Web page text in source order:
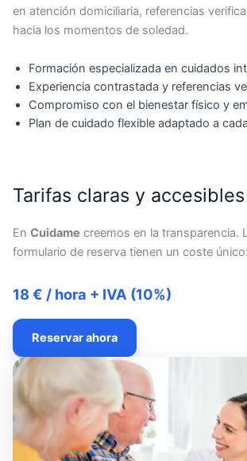
en atención domiciliaria, referencias
hacia los momentos de soledad.
Formación especializada en cuidados
Experiencia contrastada y referencias
Compromiso con el bienestar físico y
Plan de cuidado flexible adaptado a
Tarifas claras y accesibles
En Cuidame creemos en la transparencia.
formulario de reserva tienen un coste único:
18 € / hora + IVA (10%)
Reservar ahora